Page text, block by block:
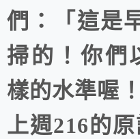
們：「這是
掃的！你們
樣的水準喔！
上週216的